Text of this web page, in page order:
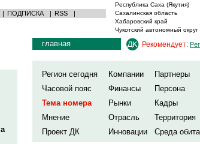
| ПОДПИСКА | RSS |
Республика Саха (Якутия)
Сахалинская область
Хабаровский край
Чукотский автономный округ
главная Рекомендует:
Регион сегодня Компании Партнеры
Часовой пояс
Финансы Персона
Тема номера
Рынки Кадры
Мнение
Отрасль Территория
Проект ДК
Инновации Среда